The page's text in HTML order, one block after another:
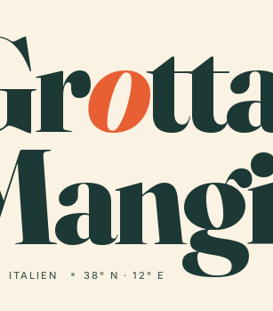
o
ITALIEN 38° N · 12° E